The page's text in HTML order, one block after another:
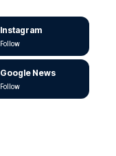
Instagram
Follow
Google News
Follow